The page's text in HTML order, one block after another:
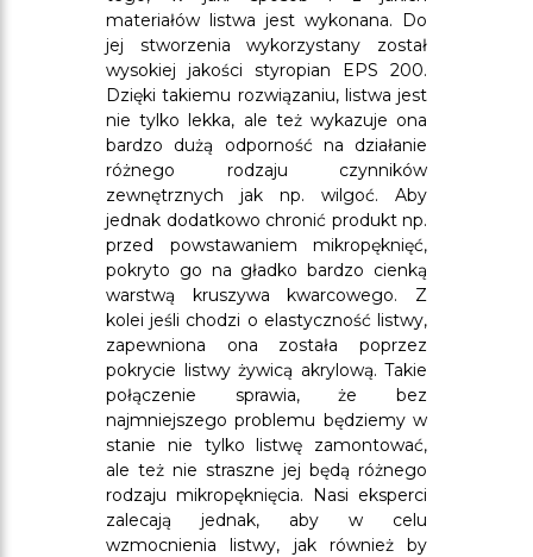
materiałów listwa jest wykonana. Do
jej stworzenia wykorzystany został
wysokiej jakości styropian EPS 200.
Dzięki takiemu rozwiązaniu, listwa jest
nie tylko lekka, ale też wykazuje ona
bardzo dużą odporność na działanie
różnego rodzaju czynników
zewnętrznych jak np. wilgoć. Aby
jednak dodatkowo chronić produkt np.
przed powstawaniem mikropęknięć,
pokryto go na gładko bardzo cienką
warstwą kruszywa kwarcowego. Z
kolei jeśli chodzi o elastyczność listwy,
zapewniona ona została poprzez
pokrycie listwy żywicą akrylową. Takie
połączenie sprawia, że bez
najmniejszego problemu będziemy w
stanie nie tylko listwę zamontować,
ale też nie straszne jej będą różnego
rodzaju mikropęknięcia. Nasi eksperci
zalecają jednak, aby w celu
wzmocnienia listwy, jak również by